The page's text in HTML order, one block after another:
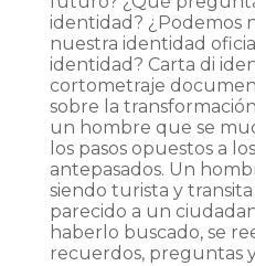
identidad? ¿Podemos
nuestra identidad
identidad? Carta di
cortometraje
sobre la
un hombre que se
los pasos opuestos a
antepasados. Un
siendo turista y
parecido a un
haberlo buscado, se
recuerdos, preguntas